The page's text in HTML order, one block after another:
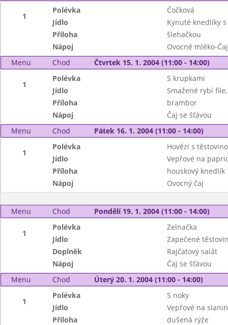
1
Polévka
Čočková
Jídlo
Kynuté knedlíky
Příloha
šlehačkou
Nápoj
Ovocné mléko-Čaj
Menu
Chod Čtvrtek 15. 1. 2004 (11:00 - 14:00)
1
Polévka
S krupkami
Jídlo
Smažené rybí
Příloha
brambor
Nápoj
Čaj se šťávou
Menu
Chod Pátek 16. 1. 2004 (11:00 - 14:00)
1
Polévka
Hovězí s
Jídlo
Vepřové na
Příloha
houskový knedlík
Nápoj
Ovocný čaj
Menu Chod Pondělí 19. 1. 2004 (11:00 - 14:00)
1
Polévka
Zelnačka
Jídlo
Zapečené
Doplněk
Rajčatový salát
Nápoj
Čaj se šťávou
Menu
Chod Úterý 20. 1. 2004 (11:00 - 14:00)
1
Polévka
S noky
Jídlo
Vepřové na
Příloha
dušená rýže